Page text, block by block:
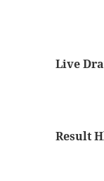
Live
Result